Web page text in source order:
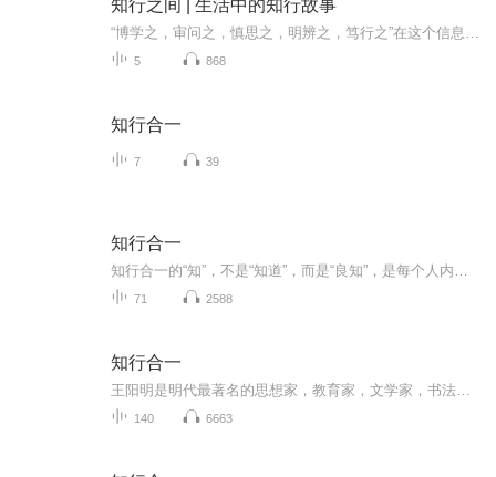
知行之间 | 生活中的知行故事
5 868
知行合一
7 39
知行合一
71 2588
知行合一
140 6663